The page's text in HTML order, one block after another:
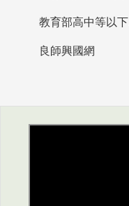
良師興國網